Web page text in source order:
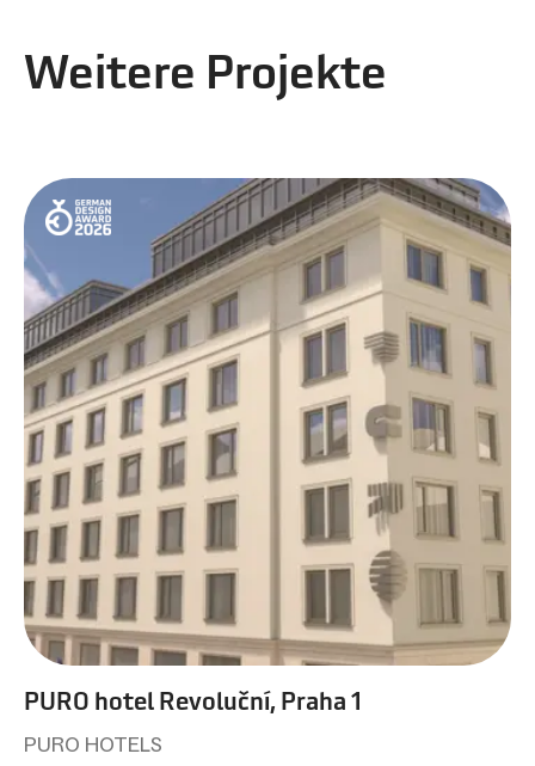
Weitere Projekte
PURO hotel Revoluční, Praha 1
PURO HOTELS